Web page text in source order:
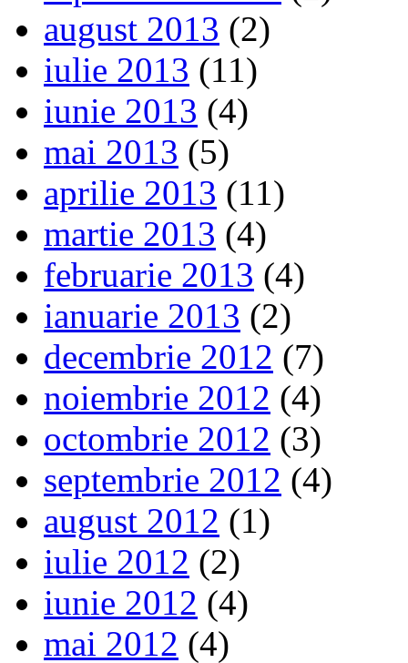
august 2013 (2)
iulie 2013 (11)
iunie 2013 (4)
mai 2013 (5)
aprilie 2013 (11)
martie 2013 (4)
februarie 2013 (4)
ianuarie 2013 (2)
decembrie 2012 (7)
noiembrie 2012 (4)
octombrie 2012 (3)
septembrie 2012 (4)
august 2012 (1)
iulie 2012 (2)
iunie 2012 (4)
mai 2012 (4)